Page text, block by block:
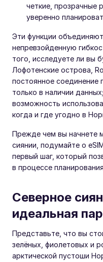
четкие, прозрачные
уверенно
Эти функции
непревзойденную
того, исследуете ли вы
Лофотенские острова,
постоянное
только в наличии
возможность
когда и где угодно в
Прежде чем вы начнете
сиянии, подумайте о
первый шаг, который
в процессе
Северное
идеальная
Представьте, что вы
зелёных, фиолетовых и
арктической пустоши